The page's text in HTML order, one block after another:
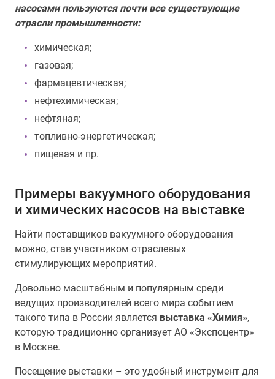
насосами пользуются почти все существующие
отрасли промышленности:
химическая;
газовая;
фармацевтическая;
нефтехимическая;
нефтяная;
топливно-энергетическая;
пищевая и пр.
Примеры вакуумного оборудования
и химических насосов на выставке
Найти поставщиков вакуумного оборудования
можно, став участником отраслевых
стимулирующих мероприятий.
Довольно масштабным и популярным среди
ведущих производителей всего мира событием
такого типа в России является выставка «Химия»,
которую традиционно организует АО «Экспоцентр»
в Москве.
Посещение выставки – это удобный инструмент для